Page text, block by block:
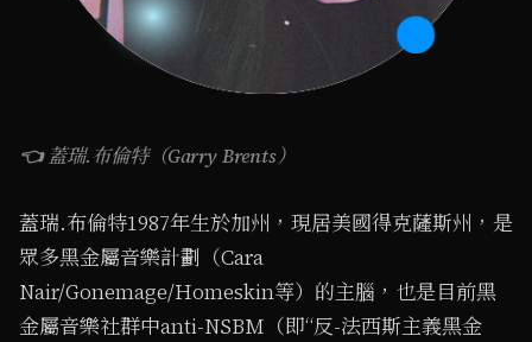
👈 蓋瑞.布倫特（Garry Brents）
蓋瑞.布倫特1987年生於加州，現居美國得克薩斯州，是
眾多黑金屬音樂計劃（Cara
Nair/Gonemage/Homeskin等）的主腦，也是目前黑
金屬音樂社群中anti-NSBM（即“反-法西斯主義黑金